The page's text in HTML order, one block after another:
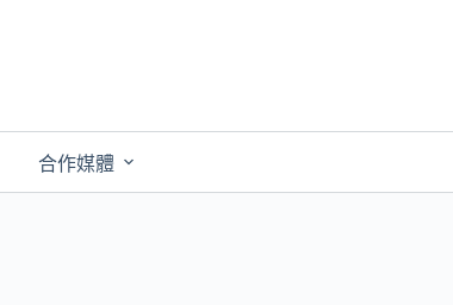
合作媒體